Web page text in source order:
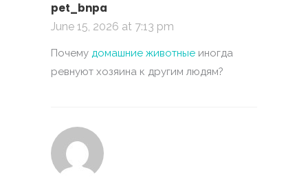
pet_bnpa
June 15, 2026 at 7:13 pm
Почему домашние животные иногда
ревнуют хозяина к другим людям?